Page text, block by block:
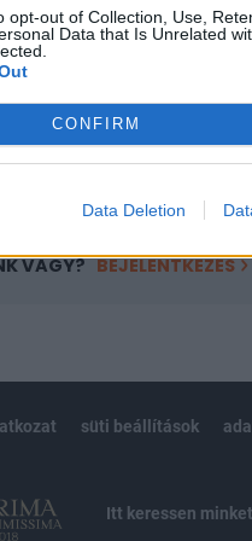
opt-out of Collection, Use,
Data that Is Unrelated
CONFIRM
Data Deletion
tartalmazza:
cikkarchívum
elmúlt 2 év napon belüli
VAGY? BEJELENTKEZÉS
süti beállítások
Itt keressen